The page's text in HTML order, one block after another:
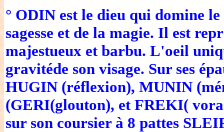
° ODIN est le dieu qui domine
sagesse et de la magie. Il est
majestueux et barbu. L'oeil
gravitéde son visage. Sur ses
HUGIN (réflexion), MUNIN
(GERI(glouton), et FREKI(
sur son coursier à 8 pattes